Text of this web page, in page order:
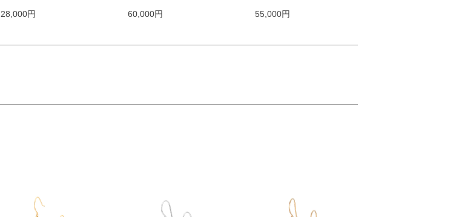
28,000円 60,000円 55,000円